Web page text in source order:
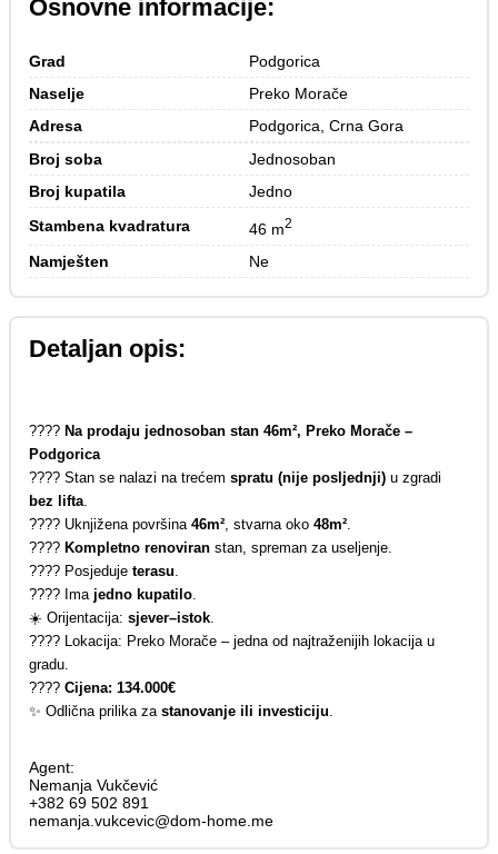
Osnovne informacije:
Grad
Podgorica
Naselje
Preko Morače
Adresa
Podgorica, Crna Gora
Broj soba
Jednosoban
Broj kupatila
Jedno
Stambena kvadratura
46 m2
Namješten Ne
Detaljan opis:
???? Na prodaju jednosoban stan 46m², Preko Morače –
Podgorica
???? Stan se nalazi na trećem spratu (nije posljednji) u zgradi
bez lifta
???? Uknjižena površina 46m² , stvarna oko 48m²
????️ Kompletno renoviran stan, spreman za useljenje.
???? Posjeduje terasu
???? Ima jedno kupatilo
☀️ Orijentacija: sjever–istok
???? Lokacija: Preko Morače – jedna od najtraženijih lokacija u
gradu.
???? Cijena: 134.000€
✨ Odlična prilika za stanovanje ili investiciju
Agent:
Nemanja Vukčević
+382 69 502 891
nemanja.vukcevic@dom-home.me